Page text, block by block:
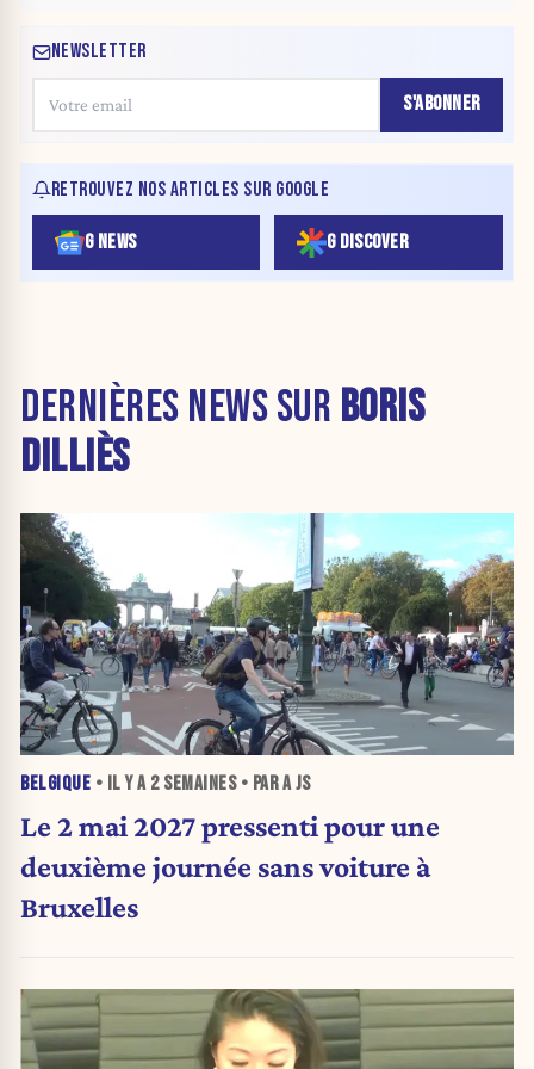
NEWSLETTER
S'ABONNER
RETROUVEZ NOS ARTICLES SUR GOOGLE
G NEWS G DISCOVER
DERNIÈRES NEWS SUR BORIS
DILLIÈS
BELGIQUE • IL Y A 2 SEMAINES• PAR A JS
Le 2 mai 2027 pressenti pour une
deuxième journée sans voiture à
Bruxelles